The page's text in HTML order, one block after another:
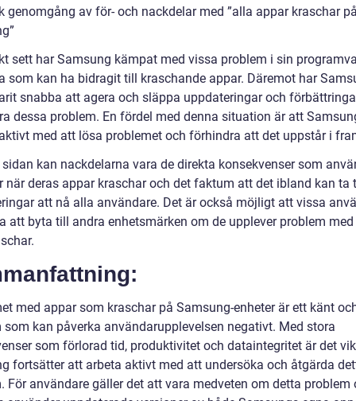
genomgång av för- och nackdelar med ”alla appar kraschar
sett har Samsung kämpat med vissa problem i sin
som kan ha bidragit till kraschande appar. Däremot har
snabba att agera och släppa uppdateringar och
dessa problem. En fördel med denna situation är att
med att lösa problemet och förhindra att det uppstår i
kan nackdelarna vara de direkta konsekvenser som
när deras appar kraschar och det faktum att det ibland kan ta
att nå alla användare. Det är också möjligt att vissa
att byta till andra enhetsmärken om de upplever problem
med appar som kraschar på Samsung-enheter är ett känt
som kan påverka användarupplevelsen negativt. Med stora
som förlorad tid, produktivitet och dataintegritet är det
fortsätter att arbeta aktivt med att undersöka och åtgärda
För användare gäller det att vara medveten om detta problem